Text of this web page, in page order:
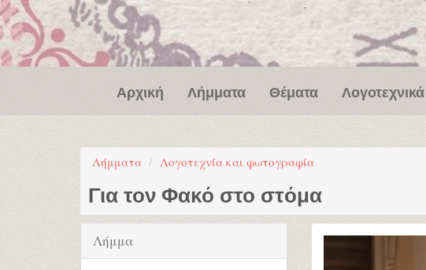
Αρχική Λήμματα Θέματα Λογοτεχνικά
Λήμματα Λογοτεχνία και φωτογραφία
Για τον Φακό στο στόμα
Λήμμα